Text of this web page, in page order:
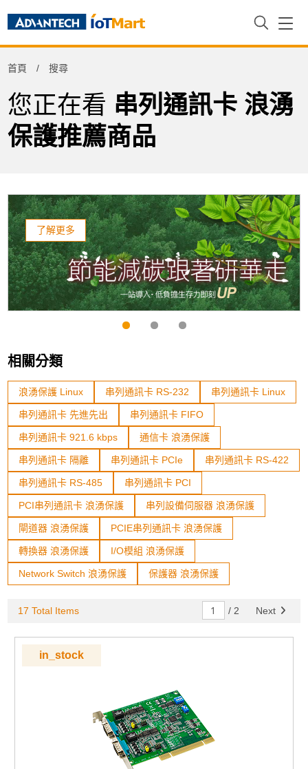
首頁 搜尋
您正在看 串列通訊卡 浪湧
保護推薦商品
了解更多
Product Tag
相關分類
浪湧保護 Linux 串列通訊卡 RS-232 串列通訊卡 Linux
串列通訊卡 先進先出 串列通訊卡 FIFO
串列通訊卡 921.6 kbps 通信卡 浪湧保護
串列通訊卡 隔離 串列通訊卡 PCIe 串列通訊卡 RS-422
串列通訊卡 RS-485 串列通訊卡 PCI
PCI串列通訊卡 浪湧保護 串列設備伺服器 浪湧保護
閘道器 浪湧保護 PCIE串列通訊卡 浪湧保護
轉換器 浪湧保護 I/O模組 浪湧保護
Network Switch 浪湧保護 保護器 浪湧保護
17 Total Items / 2 Next
in_stock